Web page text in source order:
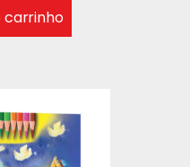
carrinho